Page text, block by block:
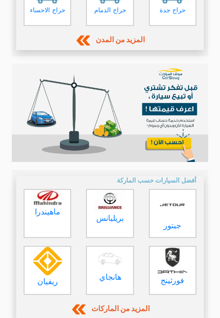
حراج جدة حراج الدمام حراج الاحساء
المزيد من المدن
أفضل السيارات حسب الماركة
جيتور
بريليانس
ماهيندرا
فورثينج هانجاي ريفيان
المزيد من الماركات